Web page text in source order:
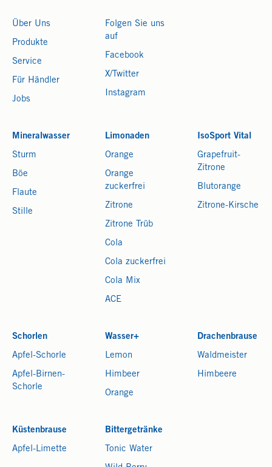
Mineralwasser
Sturm
Böe
Flaute
Stille
Limonaden
Orange
Orange
zuckerfrei
Zitrone
Zitrone Trüb
Cola
Cola zuckerfrei
Cola Mix
ACE
IsoSport Vital
Grapefruit-
Zitrone
Blutorange
Zitrone-Kirsche
Schorlen
Apfel-Schorle
Apfel-Birnen-
Schorle
Wasser+
Lemon
Himbeer
Orange
Drachenbrause
Waldmeister
Himbeere
Küstenbrause
Apfel-Limette
Bittergetränke
Tonic Water
Über Uns
Produkte
Service
Für Händler
Jobs
Folgen Sie uns
auf
Facebook
X/Twitter
Instagram